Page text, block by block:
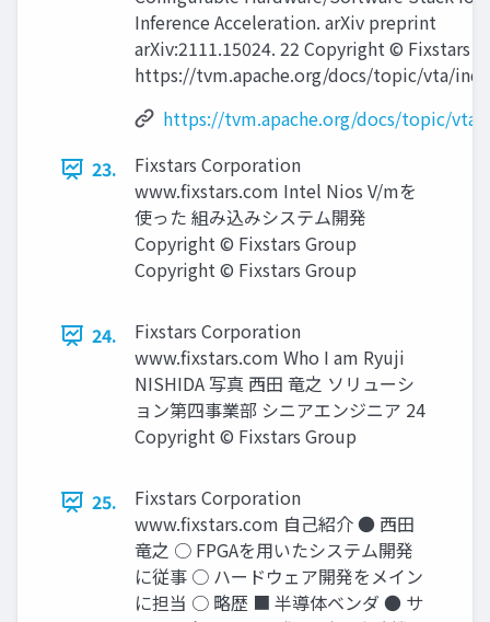
Inference Acceleration. arXiv preprint
arXiv:2111.15024. 22 Copyright © Fixstars
https://tvm.apache.org/docs/topic/vta/
https://tvm.apache.org/docs/topic/
23.
Fixstars Corporation
www.ﬁxstars.com Intel Nios V/mを
使った 組み込みシステム開発
Copyright © Fixstars Group
Copyright © Fixstars Group
24.
Fixstars Corporation
www.ﬁxstars.com Who I am Ryuji
NISHIDA 写真 西田 竜之 ソリューシ
ョン第四事業部 シニアエンジニア 24
Copyright © Fixstars Group
25.
Fixstars Corporation
www.ﬁxstars.com 自己紹介 ● 西田
竜之 ○ FPGAを用いたシステム開発
に従事 ○ ハードウェア開発をメイン
に担当 ○ 略歴 ■ 半導体ベンダ ● サ